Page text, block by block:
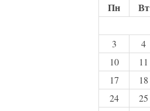
Пн
Вт
3
4
10
11
17
18
24
25